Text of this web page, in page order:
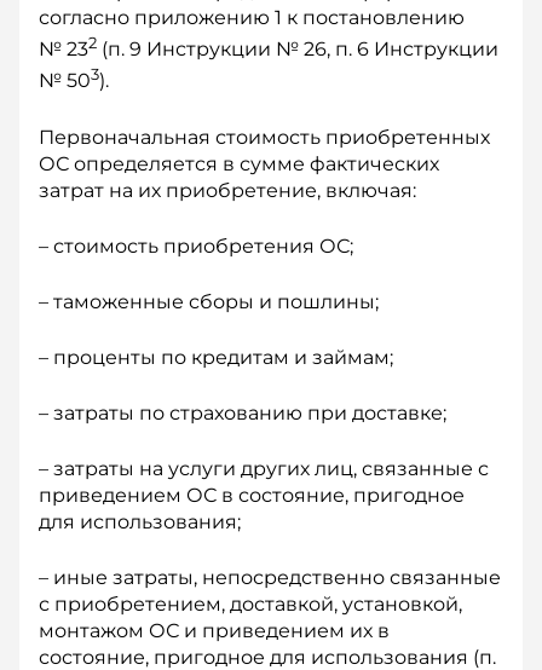
согласно приложению 1 к постановлению
№ 232 (п. 9 Инструкции № 26, п. 6 Инструкции
№ 503).
Первоначальная стоимость приобретенных
ОС определяется в сумме фактических
затрат на их приобретение, включая:
– стоимость приобретения ОС;
– таможенные сборы и пошлины;
– проценты по кредитам и займам;
– затраты по страхованию при доставке;
– затраты на услуги других лиц, связанные с
приведением ОС в состояние, пригодное
для использования;
– иные затраты, непосредственно связанные
с приобретением, доставкой, установкой,
монтажом ОС и приведением их в
состояние, пригодное для использования (п.